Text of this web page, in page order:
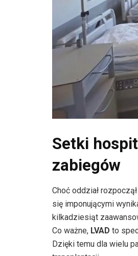
Setki
zabiegów
Choć oddział
się imponującymi
kilkadziesiąt
Co ważne, LVAD to
Dzięki temu dla wielu